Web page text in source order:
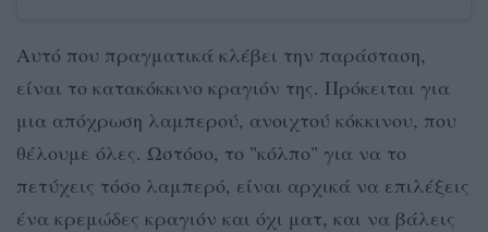
Αυτό που πραγματικά κλέβει την παράσταση,
είναι το κατακόκκινο κραγιόν της. Πρόκειται για
μια απόχρωση λαμπερού, ανοιχτού κόκκινου, που
θέλουμε όλες. Ωστόσο, το "κόλπο" για να το
πετύχεις τόσο λαμπερό, είναι αρχικά να επιλέξεις
ένα κρεμώδες κραγιόν και όχι ματ, και να βάλεις